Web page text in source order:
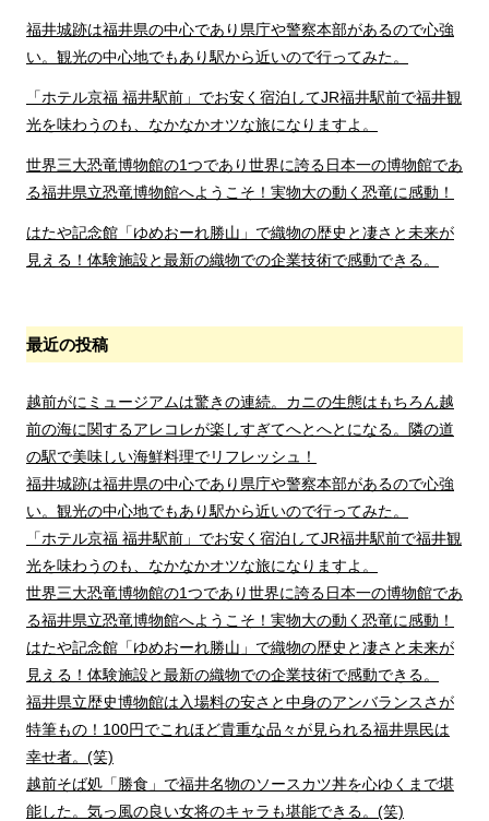
福井城跡は福井県の中心であり県庁や警察本部があるので心強
い。観光の中心地でもあり駅から近いので行ってみた。
「ホテル京福 福井駅前」でお安く宿泊してJR福井駅前で福井観
光を味わうのも、なかなかオツな旅になりますよ。
世界三大恐竜博物館の1つであり世界に誇る日本一の博物館であ
る福井県立恐竜博物館へようこそ！実物大の動く恐竜に感動！
はたや記念館「ゆめおーれ勝山」で織物の歴史と凄さと未来が
見える！体験施設と最新の織物での企業技術で感動できる。
最近の投稿
越前がにミュージアムは驚きの連続。カニの生態はもちろん越
前の海に関するアレコレが楽しすぎてへとへとになる。隣の道
の駅で美味しい海鮮料理でリフレッシュ！
福井城跡は福井県の中心であり県庁や警察本部があるので心強
い。観光の中心地でもあり駅から近いので行ってみた。
「ホテル京福 福井駅前」でお安く宿泊してJR福井駅前で福井観
光を味わうのも、なかなかオツな旅になりますよ。
世界三大恐竜博物館の1つであり世界に誇る日本一の博物館であ
る福井県立恐竜博物館へようこそ！実物大の動く恐竜に感動！
はたや記念館「ゆめおーれ勝山」で織物の歴史と凄さと未来が
見える！体験施設と最新の織物での企業技術で感動できる。
福井県立歴史博物館は入場料の安さと中身のアンバランスさが
特筆もの！100円でこれほど貴重な品々が見られる福井県民は
幸せ者。(笑)
越前そば処「勝食」で福井名物のソースカツ丼を心ゆくまで堪
能した。気っ風の良い女将のキャラも堪能できる。(笑)